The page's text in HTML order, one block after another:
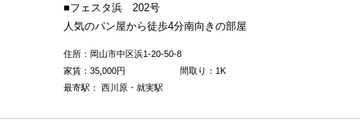
■フェスタ浜 202号
人気のパン屋から徒歩4分南向きの部屋
住所：岡山市中区浜1-20-50-8
家賃： 35,000円
間取り：1K
最寄駅： 西川原・就実駅